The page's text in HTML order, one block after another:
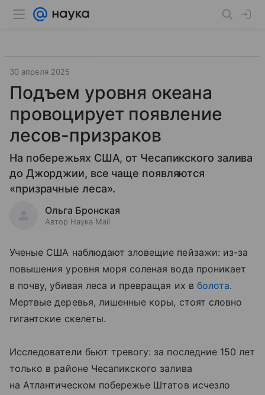
30 апреля 2025
Подъем уровня океана
провоцирует появление
лесов-призраков
На побережьях США, от Чесапикского залива
до Джорджии, все чаще появляются
«призрачные леса».
Ольга Бронская
Автор Наука Mail
Ученые США наблюдают зловещие пейзажи: из-за
повышения уровня моря соленая вода проникает
в почву, убивая леса и превращая их в болота.
Мертвые деревья, лишенные коры, стоят словно
гигантские скелеты.
Исследователи бьют тревогу: за последние 150 лет
только в районе Чесапикского залива
на Атлантическом побережье Штатов исчезло